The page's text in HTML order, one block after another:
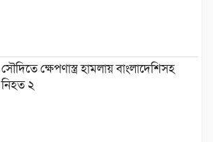
সৌদিতে ক্ষেপণাস্ত্র হামলায় বাংলাদেশিসহ
নিহত ২